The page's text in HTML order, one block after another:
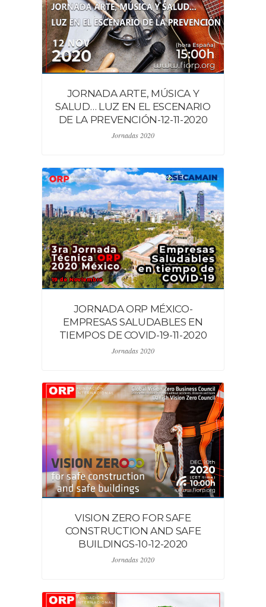
JORNADA ARTE, MÚSICA Y
SALUD… LUZ EN EL ESCENARIO
DE LA PREVENCIÓN-12-11-2020
Jornadas 2020
JORNADA ORP MÉXICO-
EMPRESAS SALUDABLES EN
TIEMPOS DE COVID-19-11-2020
Jornadas 2020
VISION ZERO FOR SAFE
CONSTRUCTION AND SAFE
BUILDINGS-10-12-2020
Jornadas 2020